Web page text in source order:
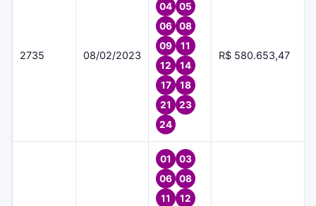
2735 08/02/2023
04
05
06
08
09
11
12
14
17
18
21
23
24
R$ 580.653,47
01
03
06
08
11
12